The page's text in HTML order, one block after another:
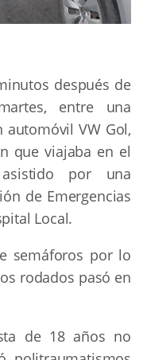
después de
entre una
automóvil VW Gol,
que viajaba en el
por una
de Emergencias
Local.
semáforos por lo
rodados pasó en
de 18 años no